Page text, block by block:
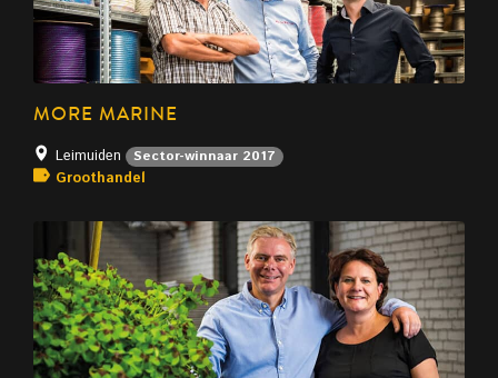
MORE MARINE
Leimuiden Sector-winnaar 2017
Groothandel